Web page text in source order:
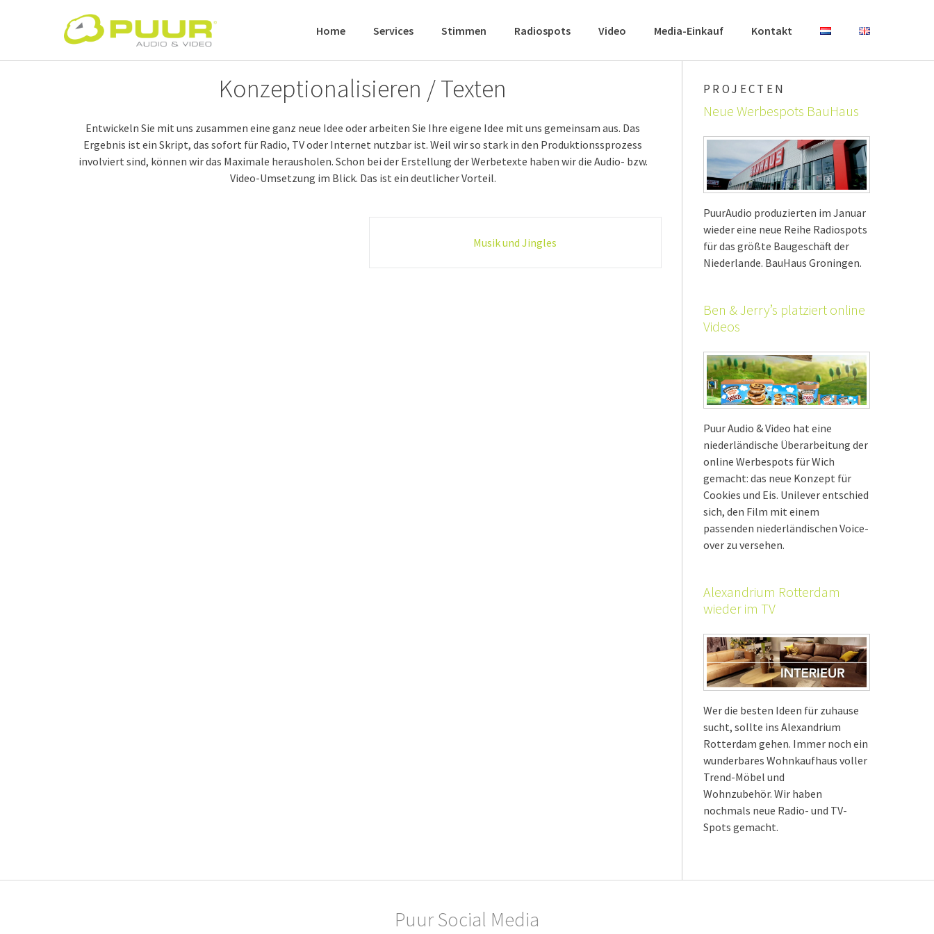
Home Services Stimmen Radiospots Video Media-Einkauf Kontakt
Konzeptionalisieren / Texten
Entwickeln Sie mit uns zusammen eine ganz neue Idee oder arbeiten Sie Ihre eigene Idee mit uns gemeinsam aus. Das
Ergebnis ist ein Skript, das sofort für Radio, TV oder Internet nutzbar ist. Weil wir so stark in den Produktionssprozess
involviert sind, können wir das Maximale herausholen. Schon bei der Erstellung der Werbetexte haben wir die Audio- bzw.
Video-Umsetzung im Blick. Das ist ein deutlicher Vorteil.
Musik und Jingles
PROJECTEN
Neue Werbespots BauHaus
PuurAudio produzierten im Januar
wieder eine neue Reihe Radiospots
für das größte Baugeschäft der
Niederlande. BauHaus Groningen.
Ben & Jerry’s platziert online
Videos
Puur Audio & Video hat eine
niederländische Überarbeitung der
online Werbespots für Wich
gemacht: das neue Konzept für
Cookies und Eis. Unilever entschied
sich, den Film mit einem
passenden niederländischen Voice-
over zu versehen.
Alexandrium Rotterdam
wieder im TV
Wer die besten Ideen für zuhause
sucht, sollte ins Alexandrium
Rotterdam gehen. Immer noch ein
wunderbares Wohnkaufhaus voller
Trend-Möbel und
Wohnzubehör. Wir haben
nochmals neue Radio- und TV-
Spots gemacht.
Puur Social Media